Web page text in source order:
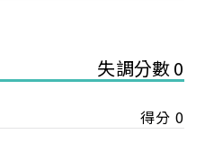
失調分數 0
得分 0